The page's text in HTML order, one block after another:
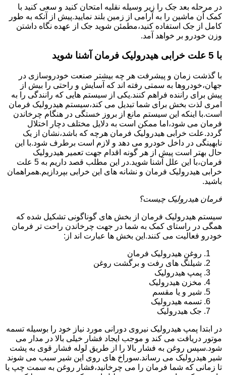
در مرحله بعد جک را زیر وسیله نقلیه امتحان کنید و سعی کنید با
کمک آن ماشین را به آرامی از زمین بلند نمایید.پیش از آنکه به طور
کامل از جک استفاده کنید،مطمئن شوید جک از عهده نگاه داشتن
وزن خودرو بر خواهد آمد.
با 5 علت خرابی هیدرولیک فرمان آشنا شوید
با گذشت زمان و پیشرفت هر چه بیشتر صنعت خودروسازی در
جهان،خودروها به سمتی رفته اند که آسایش و راحتی را بیش از
پیش برای راننده فراهم کنند.یکی از سیستم هایی که رانندگی را به
امری لذت بخش برای شما تبدیل می کند،سیستم هیدرولیک فرمان
است.با اینکه این سیستم مانع از بروز خستگی در هنگام چرخاندن
فرمان می شود،اما ممکن است به دلایل مختلف دچار اختلال
گردد.علت خرابی هیدرولیک فرمان هرچه که باشد،نشان از یک
نابهینگی در داخل خودرو می دهد و لازم است برطرف شود.با این
حال بهتر است پیش از هر گونه اقدام جهت تعمیر هیدرولیک
فرمان،با این علل آشنا شوید.در این مطلب قصد داریم به 5 علت
خرابی هیدرولیک فرمان و نشانه های این خرابی بپردازیم.همراهمان
باشید.
فرمان هیدرولیک چیست؟
سیستم هیدرولیک فرمان از بخش های گوناگونی تشکیل شده که
همگی در راستای کمک به شما در جهت چرخاندن راحت تر فرمان
خودرو فعالیت می کنند.این بخش ها عبارت اند از:
روغن هیدرولیک فرمان
شیلنگ های رفت و برگشت روغن
پمپ هیدرولیک
مخزن هیدرولیک
شیر و یا مقسم
تسمه هیدرولیک
جک هیدرولیک
در ابتدا پمپ هیدرولیک نیروی دورانی مورد نیاز خود را بوسیله تسمه
موتور دریافت می کند و موجب ایجاد فشار خیلی بالا در مدار می
شود.سپس روغن به فشار بالا را از طریق لوله فشار قوی به پشت
شیر هیدرولیک می رساند.سوراخ های روی این شیر سبب می شوند
تا زمانی که شما فرمان را می چرخانید،فشار روغن به سمت چپ یا